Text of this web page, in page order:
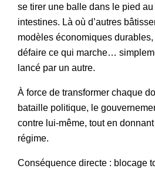
se tirer une balle dans le pied
intestines. Là où d’autres
modèles économiques
défaire ce qui marche…
lancé par un autre.
À force de transformer chaque
bataille politique, le
contre lui-même, tout en
régime.
Conséquence directe : blocage